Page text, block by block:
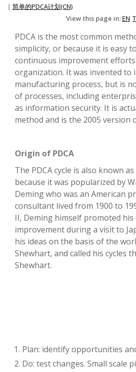
| 简单的PDCA计划(CN)
View this page in:EN
PDCA is the most common
simplicity, or because it is easy
continuous improvement
organization. It was invented to
manufacturing process, but is
of processes, including
as information security. It is
method and is the 2005 version
Origin of PDCA
The PDCA cycle is also known
because it was popularized by
Deming who was an American
consultant lived from 1900 to
II, Deming himself promoted his
improvement during a visit to
his ideas on the basis of the
Shewhart, and called his cycles
Shewhart.
Plan: identify opportunities
Do: test changes. Small scale